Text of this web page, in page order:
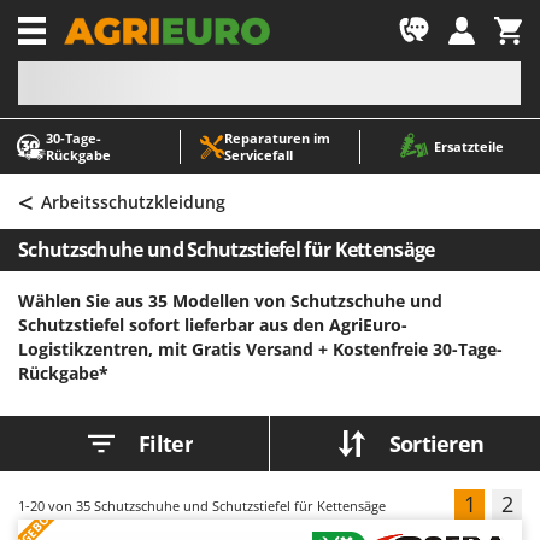
30‑Tage-
Rückgabe
Reparaturen im
Servicefall
Ersatzteile
-1
A
Abbeermaschinen - Traubenmühlen
Abfüllgeräte
Akku Gartenscheren
Akku Gras- und Strauchscheren
Akku-Stichsägen
Allzwecktransporter - Motorschubkarren
Alu-Teleskopleitern
Anbaubagger Heckbagger für Traktoren
Arbeitsschutzkleidung
A
ABAC
AgriEuro Premium
AgriEuro TOP-LINE
AGT
Aima
Airmec
AL-KO
ALA 2000
Alce
< Arbeitsschutzkleidung
Schutzschuhe und Schutzstiefel für Kettensäge
Wählen Sie aus 35 Modellen von Schutzschuhe und
Schutzstiefel sofort lieferbar aus den AgriEuro-
Logistikzentren, mit Gratis Versand + Kostenfreie 30-Tage-
Rückgabe*
Filter Sortieren
1-20 von 35 Schutzschuhe und Schutzstiefel für Kettensäge 1 2